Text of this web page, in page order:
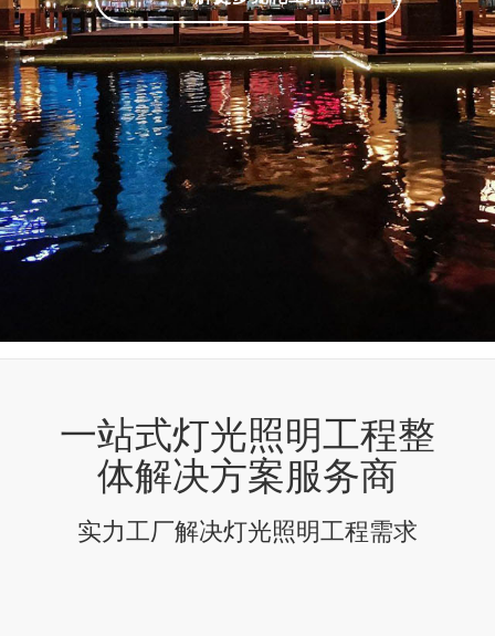
一站式灯光照明工程整
体解决方案服务商
实力工厂解决灯光照明工程需求